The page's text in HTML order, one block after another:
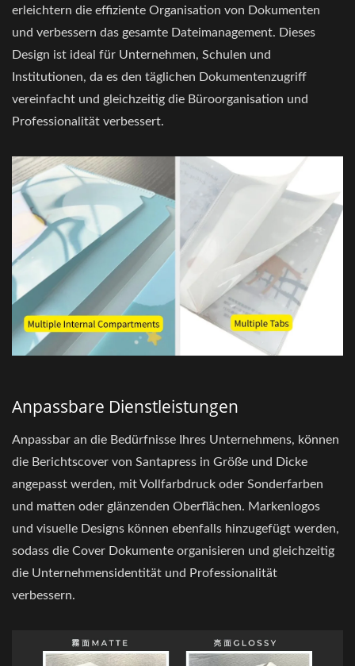
erleichtern die effiziente Organisation von Dokumenten
und verbessern das gesamte Dateimanagement. Dieses
Design ist ideal für Unternehmen, Schulen und
Institutionen, da es den täglichen Dokumentenzugriff
vereinfacht und gleichzeitig die Büroorganisation und
Professionalität verbessert.
Anpassbare Dienstleistungen
Anpassbar an die Bedürfnisse Ihres Unternehmens, können
die Berichtscover von Santapress in Größe und Dicke
angepasst werden, mit Vollfarbdruck oder Sonderfarben
und matten oder glänzenden Oberflächen. Markenlogos
und visuelle Designs können ebenfalls hinzugefügt werden,
sodass die Cover Dokumente organisieren und gleichzeitig
die Unternehmensidentität und Professionalität
verbessern.